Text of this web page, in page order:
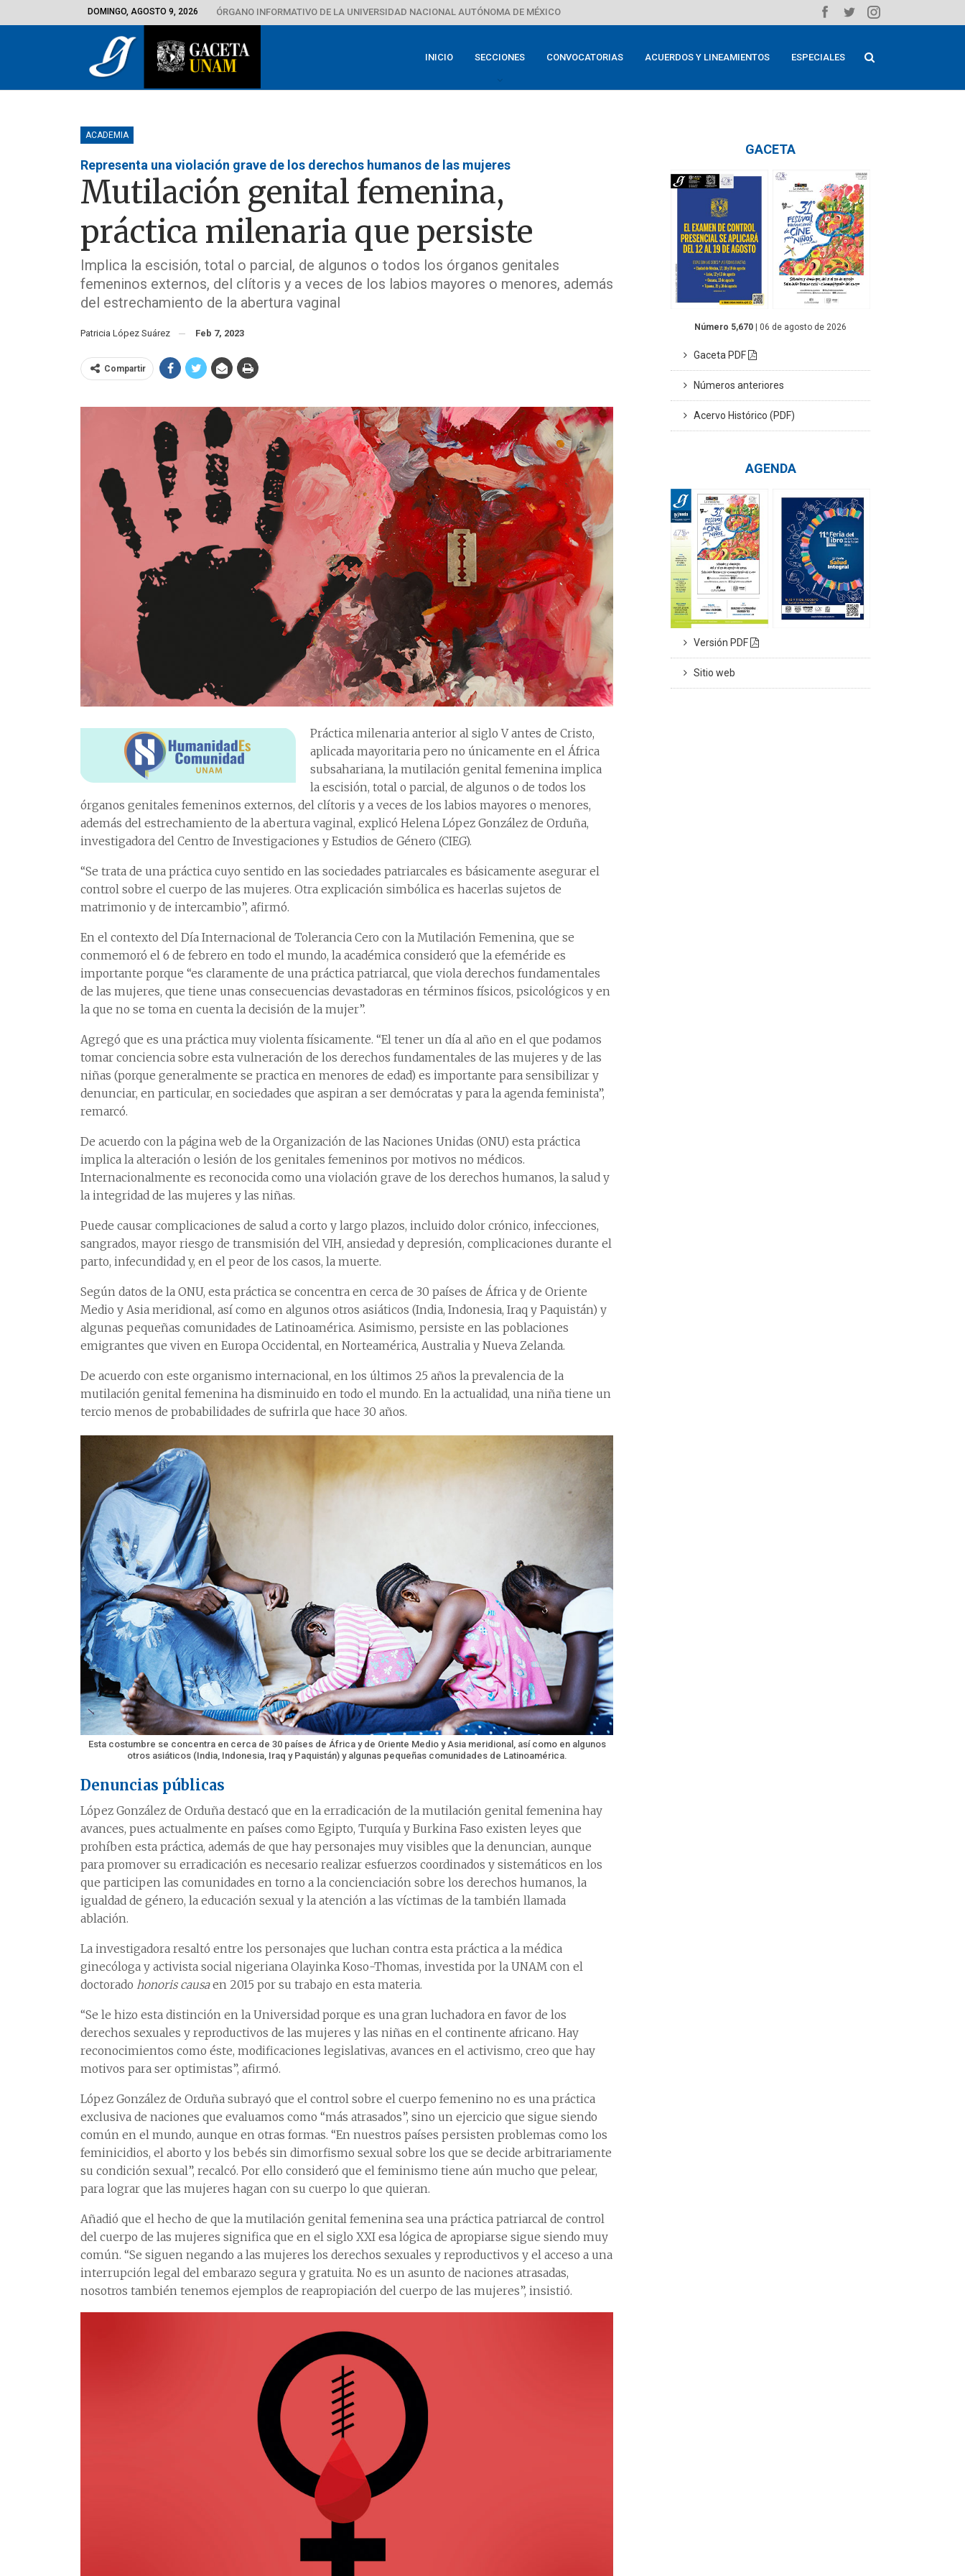
DOMINGO, AGOSTO 9, 2026 ÓRGANO INFORMATIVO DE LA UNIVERSIDAD NACIONAL AUTÓNOMA DE MÉXICO
INICIO SECCIONES CONVOCATORIAS ACUERDOS Y LINEAMIENTOS ESPECIALES
ACADEMIA
Representa una violación grave de los derechos humanos de las mujeres
Mutilación genital femenina,
práctica milenaria que persiste
Implica la escisión, total o parcial, de algunos o todos los órganos genitales
femeninos externos, del clítoris y a veces de los labios mayores o menores, además
del estrechamiento de la abertura vaginal
Patricia López Suárez Feb 7, 2023
Compartir
Práctica milenaria anterior al siglo V antes de Cristo,
aplicada mayoritaria pero no únicamente en el África
subsahariana, la mutilación genital femenina implica
la escisión, total o parcial, de algunos o de todos los
órganos genitales femeninos externos, del clítoris y a veces de los labios mayores o menores,
además del estrechamiento de la abertura vaginal, explicó Helena López González de Orduña,
investigadora del Centro de Investigaciones y Estudios de Género (CIEG).
“Se trata de una práctica cuyo sentido en las sociedades patriarcales es básicamente asegurar el
control sobre el cuerpo de las mujeres. Otra explicación simbólica es hacerlas sujetos de
matrimonio y de intercambio”, afirmó.
En el contexto del Día Internacional de Tolerancia Cero con la Mutilación Femenina, que se
conmemoró el 6 de febrero en todo el mundo, la académica consideró que la efeméride es
importante porque “es claramente de una práctica patriarcal, que viola derechos fundamentales
de las mujeres, que tiene unas consecuencias devastadoras en términos físicos, psicológicos y en
la que no se toma en cuenta la decisión de la mujer”.
Agregó que es una práctica muy violenta físicamente. “El tener un día al año en el que podamos
tomar conciencia sobre esta vulneración de los derechos fundamentales de las mujeres y de las
niñas (porque generalmente se practica en menores de edad) es importante para sensibilizar y
denunciar, en particular, en sociedades que aspiran a ser demócratas y para la agenda feminista”,
remarcó.
De acuerdo con la página web de la Organización de las Naciones Unidas (ONU) esta práctica
implica la alteración o lesión de los genitales femeninos por motivos no médicos.
Internacionalmente es reconocida como una violación grave de los derechos humanos, la salud y
la integridad de las mujeres y las niñas.
Puede causar complicaciones de salud a corto y largo plazos, incluido dolor crónico, infecciones,
sangrados, mayor riesgo de transmisión del VIH, ansiedad y depresión, complicaciones durante el
parto, infecundidad y, en el peor de los casos, la muerte.
Según datos de la ONU, esta práctica se concentra en cerca de 30 países de África y de Oriente
Medio y Asia meridional, así como en algunos otros asiáticos (India, Indonesia, Iraq y Paquistán) y
algunas pequeñas comunidades de Latinoamérica. Asimismo, persiste en las poblaciones
emigrantes que viven en Europa Occidental, en Norteamérica, Australia y Nueva Zelanda.
De acuerdo con este organismo internacional, en los últimos 25 años la prevalencia de la
mutilación genital femenina ha disminuido en todo el mundo. En la actualidad, una niña tiene un
tercio menos de probabilidades de sufrirla que hace 30 años.
Esta costumbre se concentra en cerca de 30 países de África y de Oriente Medio y Asia meridional, así como en algunos
otros asiáticos (India, Indonesia, Iraq y Paquistán) y algunas pequeñas comunidades de Latinoamérica.
Denuncias públicas
López González de Orduña destacó que en la erradicación de la mutilación genital femenina hay
avances, pues actualmente en países como Egipto, Turquía y Burkina Faso existen leyes que
prohíben esta práctica, además de que hay personajes muy visibles que la denuncian, aunque
para promover su erradicación es necesario realizar esfuerzos coordinados y sistemáticos en los
que participen las comunidades en torno a la concienciación sobre los derechos humanos, la
igualdad de género, la educación sexual y la atención a las víctimas de la también llamada
ablación.
La investigadora resaltó entre los personajes que luchan contra esta práctica a la médica
ginecóloga y activista social nigeriana Olayinka Koso-Thomas, investida por la UNAM con el
doctorado honoris causaen 2015 por su trabajo en esta materia.
“Se le hizo esta distinción en la Universidad porque es una gran luchadora en favor de los
derechos sexuales y reproductivos de las mujeres y las niñas en el continente africano. Hay
reconocimientos como éste, modificaciones legislativas, avances en el activismo, creo que hay
motivos para ser optimistas”, afirmó.
López González de Orduña subrayó que el control sobre el cuerpo femenino no es una práctica
exclusiva de naciones que evaluamos como “más atrasados”, sino un ejercicio que sigue siendo
común en el mundo, aunque en otras formas. “En nuestros países persisten problemas como los
feminicidios, el aborto y los bebés sin dimorfismo sexual sobre los que se decide arbitrariamente
su condición sexual”, recalcó. Por ello consideró que el feminismo tiene aún mucho que pelear,
para lograr que las mujeres hagan con su cuerpo lo que quieran.
Añadió que el hecho de que la mutilación genital femenina sea una práctica patriarcal de control
del cuerpo de las mujeres significa que en el siglo XXI esa lógica de apropiarse sigue siendo muy
común. “Se siguen negando a las mujeres los derechos sexuales y reproductivos y el acceso a una
interrupción legal del embarazo segura y gratuita. No es un asunto de naciones atrasadas,
nosotros también tenemos ejemplos de reapropiación del cuerpo de las mujeres”, insistió.
GACETA
Número 5,670 | 06 de agosto de 2026
Gaceta PDF
Números anteriores
Acervo Histórico (PDF)
AGENDA
Versión PDF
Sitio web